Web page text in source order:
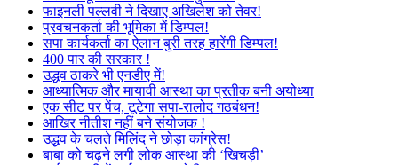
फाइनली पल्लवी ने दिखाए अखिलेश को तेवर!
प्रवचनकर्ता की भूमिका में डिम्पल!
सपा कार्यकर्ता का ऐलान बुरी तरह हारेंगी डिम्पल!
400 पार की सरकार !
उद्धव ठाकरे भी एनडीए में!
आध्यात्मिक और मायावी आस्था का प्रतीक बनी अयोध्या
एक सीट पर पेंच, टूटेगा सपा-रालोद गठबंधन!
आखिर नीतीश नहीं बने संयोजक !
उद्धव के चलते मिलिंद ने छोड़ा कांग्रेस!
बाबा को चढ़ने लगी लोक आस्था की ‘खिचड़ी’